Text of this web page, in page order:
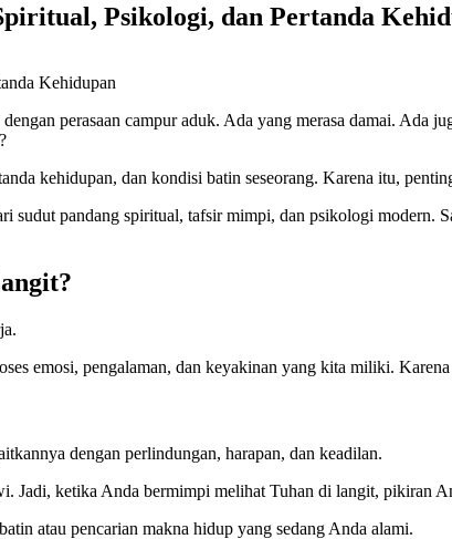
Psikologi, dan Pertanda
perasaan campur aduk. Ada yang merasa damai. Ada
kehidupan, dan kondisi batin seseorang. Karena itu,
pandang spiritual, tafsir mimpi, dan psikologi modern.
emosi, pengalaman, dan keyakinan yang kita miliki.
dengan perlindungan, harapan, dan keadilan.
Jadi, ketika Anda bermimpi melihat Tuhan di langit, pikiran
atau pencarian makna hidup yang sedang Anda alami.